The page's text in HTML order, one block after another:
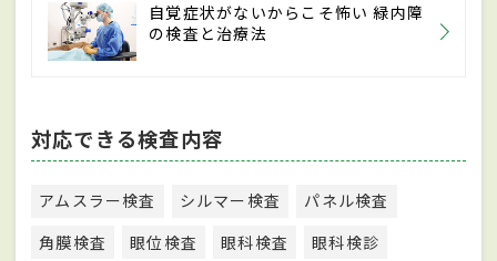
自覚症状がないからこそ怖い 緑内障
の検査と治療法
対応できる検査内容
アムスラー検査 シルマー検査
パネル検査
角膜検査
眼位検査 眼科検査
眼科検診